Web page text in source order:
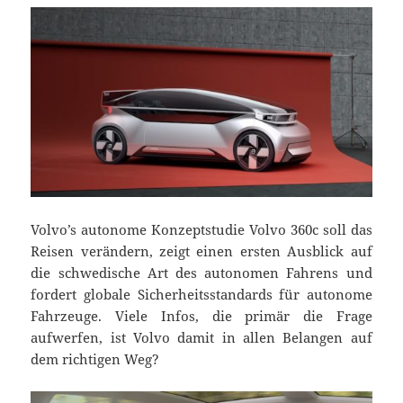
Volvo’s autonome Konzeptstudie Volvo 360c soll das
Reisen verändern, zeigt einen ersten Ausblick auf
die schwedische Art des autonomen Fahrens und
fordert globale Sicherheitsstandards für autonome
Fahrzeuge. Viele Infos, die primär die Frage
aufwerfen, ist Volvo damit in allen Belangen auf
dem richtigen Weg?